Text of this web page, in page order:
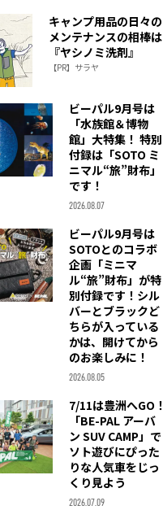
キャンプ用品の日々の
メンテナンスの相棒は
『ヤシノミ洗剤』
【PR】サラヤ
ビーパル9月号は
「水族館＆博物
館」大特集！ 特別
付録は「SOTO ミ
ニマル“旅”財布」
です！
2026.08.07
ビーパル9月号は
SOTOとのコラボ
企画「ミニマ
ル“旅”財布」が特
別付録です！シル
バーとブラックど
ちらが入っている
かは、開けてから
のお楽しみに！
2026.08.05
7/11は豊洲へGO！
「BE-PAL アーバ
ン SUV CAMP」で
ソト遊びにぴった
りな人気車をじっ
くり見よう
2026.07.09